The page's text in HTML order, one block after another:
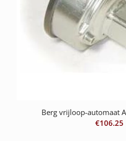
Berg vrijloop-automaat
€106.25